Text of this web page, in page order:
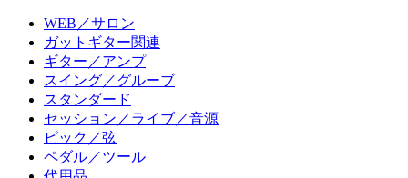
WEB／サロン
ガットギター関連
ギター／アンプ
スイング／グルーブ
スタンダード
セッション／ライブ／音源
ピック／弦
ペダル／ツール